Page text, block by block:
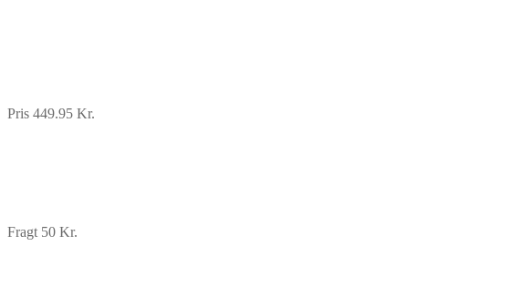
Pris 449.95 Kr.
Fragt 50 Kr.